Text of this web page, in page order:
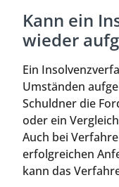
Kann ein
wieder
Ein
Umständen
Schuldner die
oder ein
Auch bei
erfolgreichen
kann das